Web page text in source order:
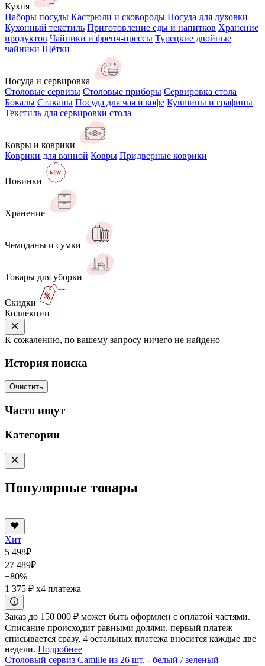
Кухня
Наборы посуды Кастрюли и сковороды Посуда для духовки
Кухонный текстиль Приготовление еды и напитков Хранение
продуктов Чайники и френч-прессы Турецкие двойные
чайники Щётки
Посуда и сервировка
Столовые сервизы Столовые приборы Сервировка стола
Бокалы Стаканы Посуда для чая и кофе Кувшины и графины
Текстиль для сервировки стола
Ковры и коврики
Коврики для ванной Ковры Придверные коврики
Новинки
Хранение
Чемоданы и сумки
Товары для уборки
Скидки
Коллекции
К сожалению, по вашему запросу ничего не найдено
История поиска
Очистить
Часто ищут
Категории
Популярные товары
Хит
5 498₽
27 489₽
−80%
1 375 ₽ x4 платежа
Заказ до 150 000 ₽ может быть оформлен с оплатой частями.
Списание происходит равными долями, первый платеж
списывается сразу, 4 остальных платежа вносится каждые две
недели. Подробнее
Столовый сервиз Camille из 26 шт. - белый / зеленый